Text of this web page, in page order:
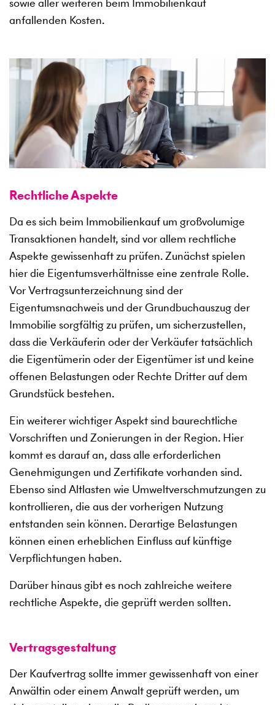
anfallenden Kosten.
Rechtliche Aspekte
Da es sich beim Immobilienkauf um großvolumige
Transaktionen handelt, sind vor allem rechtliche
Aspekte gewissenhaft zu prüfen. Zunächst spielen
hier die Eigentumsverhältnisse eine zentrale Rolle.
Vor Vertragsunterzeichnung sind der
Eigentumsnachweis und der Grundbuchauszug der
Immobilie sorgfältig zu prüfen, um sicherzustellen,
dass die Verkäuferin oder der Verkäufer tatsächlich
die Eigentümerin oder der Eigentümer ist und keine
offenen Belastungen oder Rechte Dritter auf dem
Grundstück bestehen.
Ein weiterer wichtiger Aspekt sind baurechtliche
Vorschriften und Zonierungen in der Region. Hier
kommt es darauf an, dass alle erforderlichen
Genehmigungen und Zertifikate vorhanden sind.
Ebenso sind Altlasten wie Umweltverschmutzungen zu
kontrollieren, die aus der vorherigen Nutzung
entstanden sein können. Derartige Belastungen
können einen erheblichen Einfluss auf künftige
Verpflichtungen haben.
Darüber hinaus gibt es noch zahlreiche weitere
rechtliche Aspekte, die geprüft werden sollten.
Vertragsgestaltung
Der Kaufvertrag sollte immer gewissenhaft von einer
Anwältin oder einem Anwalt geprüft werden, um